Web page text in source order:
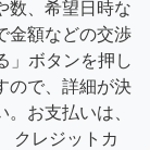
数、希望日時な
金額などの交渉
」ボタンを押し
ので、詳細が決
お支払いは、
クレジットカ